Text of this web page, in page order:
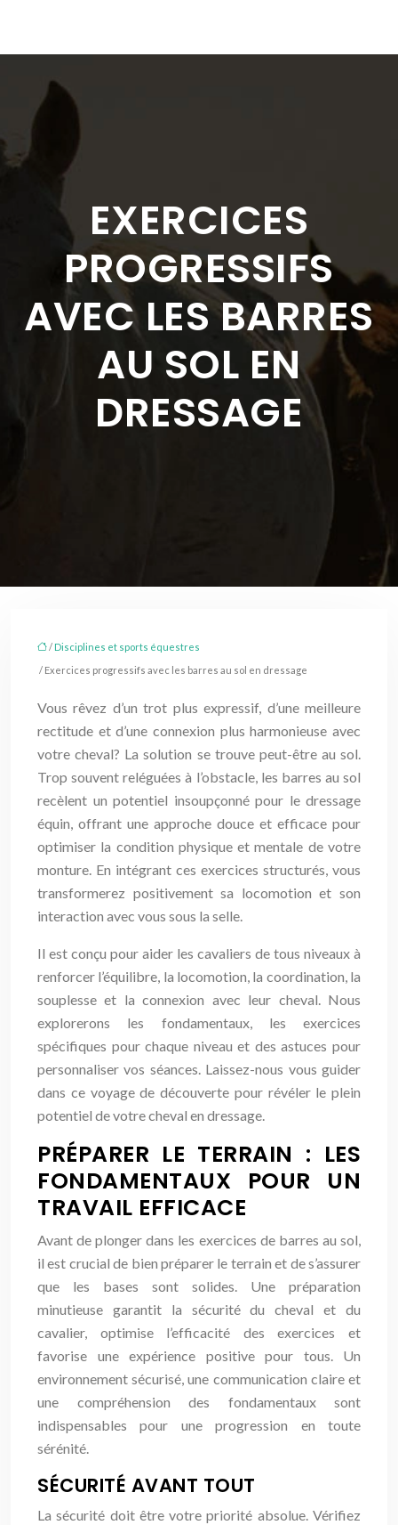
EXERCICES
PROGRESSIFS
AVEC LES BARRES
AU SOL EN
DRESSAGE
/ Disciplines et sports équestres
/ Exercices progressifs avec les barres au sol en dressage
Vous rêvez d’un trot plus expressif, d’une meilleure
rectitude et d’une connexion plus harmonieuse avec
votre cheval? La solution se trouve peut-être au sol.
Trop souvent reléguées à l’obstacle, les barres au sol
recèlent un potentiel insoupçonné pour le dressage
équin, offrant une approche douce et efficace pour
optimiser la condition physique et mentale de votre
monture. En intégrant ces exercices structurés, vous
transformerez positivement sa locomotion et son
interaction avec vous sous la selle.
Il est conçu pour aider les cavaliers de tous niveaux à
renforcer l’équilibre, la locomotion, la coordination, la
souplesse et la connexion avec leur cheval. Nous
explorerons les fondamentaux, les exercices
spécifiques pour chaque niveau et des astuces pour
personnaliser vos séances. Laissez-nous vous guider
dans ce voyage de découverte pour révéler le plein
potentiel de votre cheval en dressage.
PRÉPARER LE TERRAIN : LES
FONDAMENTAUX POUR UN
TRAVAIL EFFICACE
Avant de plonger dans les exercices de barres au sol,
il est crucial de bien préparer le terrain et de s’assurer
que les bases sont solides. Une préparation
minutieuse garantit la sécurité du cheval et du
cavalier, optimise l’efficacité des exercices et
favorise une expérience positive pour tous. Un
environnement sécurisé, une communication claire et
une compréhension des fondamentaux sont
indispensables pour une progression en toute
sérénité.
SÉCURITÉ AVANT TOUT
La sécurité doit être votre priorité absolue. Vérifiez